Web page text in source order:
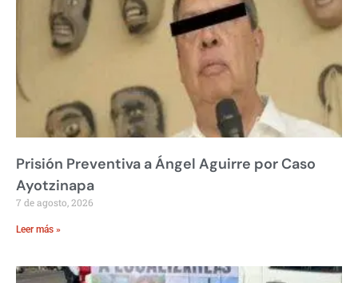
Prisión Preventiva a Ángel Aguirre por Caso
Ayotzinapa
7 de agosto, 2026
Leer más »